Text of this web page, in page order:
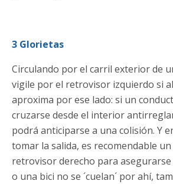
3 Glorietas
Circulando por el carril exterior de
vigile por el retrovisor izquierdo si
aproxima por ese lado: si un
cruzarse desde el interior
podrá anticiparse a una colisión. Y
tomar la salida, es recomendable
retrovisor derecho para
o una bici no se ´cuelan´ por ahí,